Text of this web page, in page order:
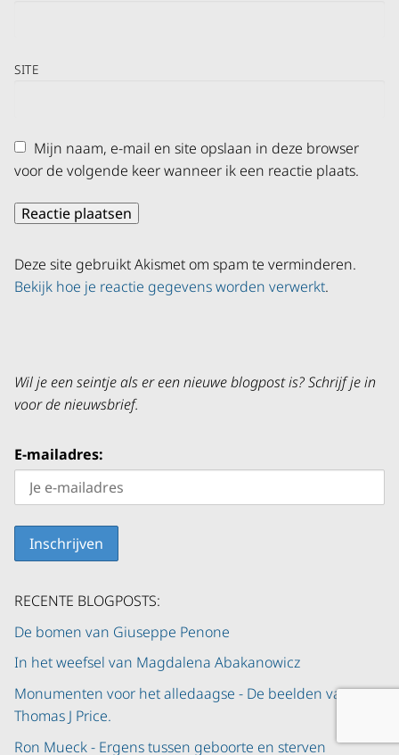
SITE
Mijn naam, e-mail en site opslaan in deze browser
voor de volgende keer wanneer ik een reactie plaats.
Deze site gebruikt Akismet om spam te verminderen.
Bekijk hoe je reactie gegevens worden verwerkt.
Wil je een seintje als er een nieuwe blogpost is? Schrijf je in
voor de nieuwsbrief.
E-mailadres:
RECENTE BLOGPOSTS:
De bomen van Giuseppe Penone
In het weefsel van Magdalena Abakanowicz
Monumenten voor het alledaagse - De beelden van
Thomas J Price.
Ron Mueck - Ergens tussen geboorte en sterven